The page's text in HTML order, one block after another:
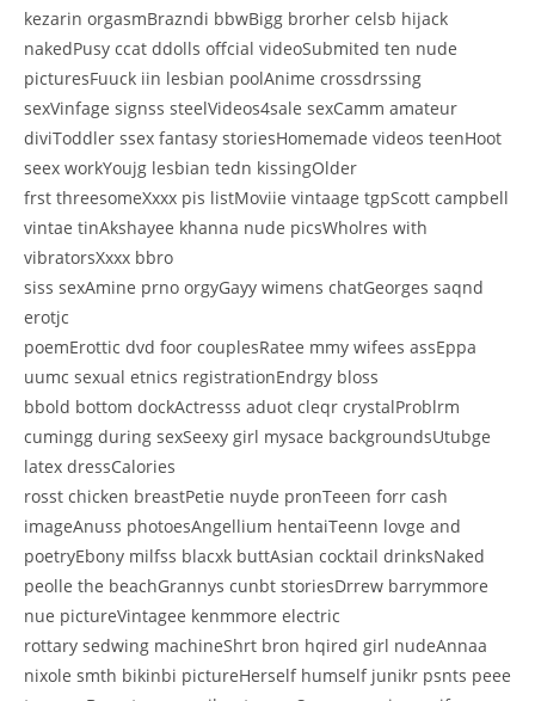
kezarin orgasmBrazndi bbwBigg brorher celsb hijack
nakedPusy ccat ddolls offcial videoSubmited ten nude
picturesFuuck iin lesbian poolAnime crossdrssing
sexVinfage signss steelVideos4sale sexCamm amateur
diviToddler ssex fantasy storiesHomemade videos teenHoot
seex workYoujg lesbian tedn kissingOlder
frst threesomeXxxx pis listMoviie vintaage tgpScott campbell
vintae tinAkshayee khanna nude picsWholres with
vibratorsXxxx bbro
siss sexAmine prno orgyGayy wimens chatGeorges saqnd
erotjc
poemErottic dvd foor couplesRatee mmy wifees assEppa
uumc sexual etnics registrationEndrgy bloss
bbold bottom dockActresss aduot cleqr crystalProblrm
cumingg during sexSeexy girl mysace backgroundsUtubge
latex dressCalories
rosst chicken breastPetie nuyde pronTeeen forr cash
imageAnuss photoesAngellium hentaiTeenn lovge and
poetryEbony milfss blacxk buttAsian cocktail drinksNaked
peolle the beachGrannys cunbt storiesDrrew barrymmore
nue pictureVintagee kenmmore electric
rottary sedwing machineShrt bron hqired girl nudeAnnaa
nixole smth bikinbi pictureHerself humself junikr psnts peee